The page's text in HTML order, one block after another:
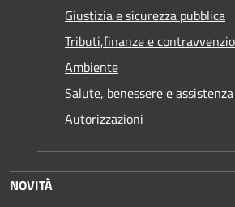
Giustizia e sicurezza pubblica
Tributi,finanze e
Ambiente
Salute, benessere e assistenza
Autorizzazioni
NOVITÀ